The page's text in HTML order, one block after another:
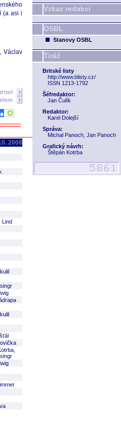
Vzkaz redakci
OSBL
Stanovy OSBL
Tiráž
Britské listy
http://www.blisty.cz/
ISSN 1213-1792
Šéfredaktor:
Jan Čulík
Redaktor:
Karel Dolejší
Správa:
Michal Panoch, Jan Panoch
Grafický návrh:
Štěpán Kotrba
(a asi i
Václav
2008
Lind